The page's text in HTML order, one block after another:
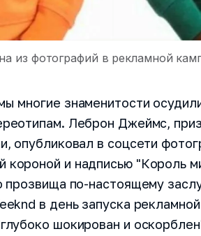
из фотографий в рекламной
многие знаменитости
Леброн Джеймс,
опубликовал в соцсети
короной и надписью "Король
прозвища по-настоящему
в день запуска
шокирован и